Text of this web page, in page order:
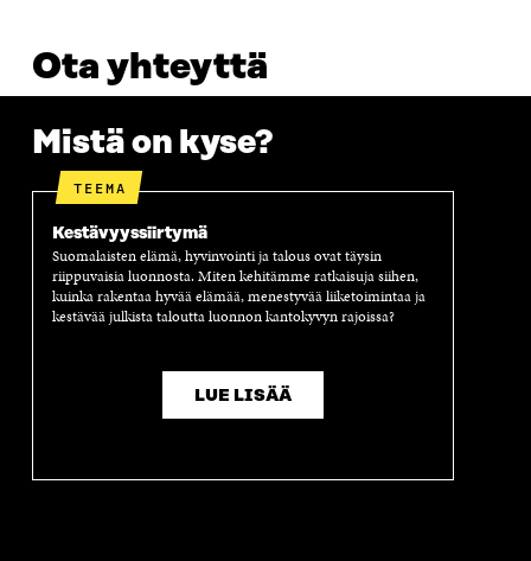
Ota yhteyttä
Mistä on kyse?
TEEMA
Kestävyyssiirtymä
Suomalaisten elämä, hyvinvointi ja talous ovat täysin
riippuvaisia luonnosta. Miten kehitämme ratkaisuja siihen,
kuinka rakentaa hyvää elämää, menestyvää liiketoimintaa ja
kestävää julkista taloutta luonnon kantokyvyn rajoissa?
LUE LISÄÄ